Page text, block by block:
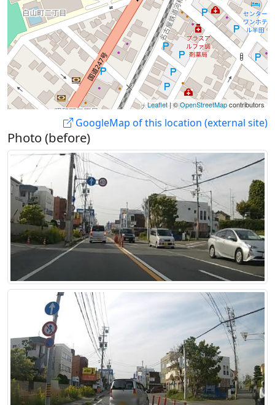
Leaflet| ©OpenStreetMapcontributors
GoogleMap of this location (external site)
Photo (before)